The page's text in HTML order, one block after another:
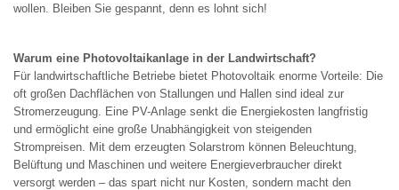
wollen. Bleiben Sie gespannt, denn es lohnt sich!
Warum eine Photovoltaikanlage in der Landwirtschaft?
Für landwirtschaftliche Betriebe bietet Photovoltaik enorme Vorteile: Die
oft großen Dachflächen von Stallungen und Hallen sind ideal zur
Stromerzeugung. Eine PV-Anlage senkt die Energiekosten langfristig
und ermöglicht eine große Unabhängigkeit von steigenden
Strompreisen. Mit dem erzeugten Solarstrom können Beleuchtung,
Belüftung und Maschinen und weitere Energieverbraucher direkt
versorgt werden – das spart nicht nur Kosten, sondern macht den